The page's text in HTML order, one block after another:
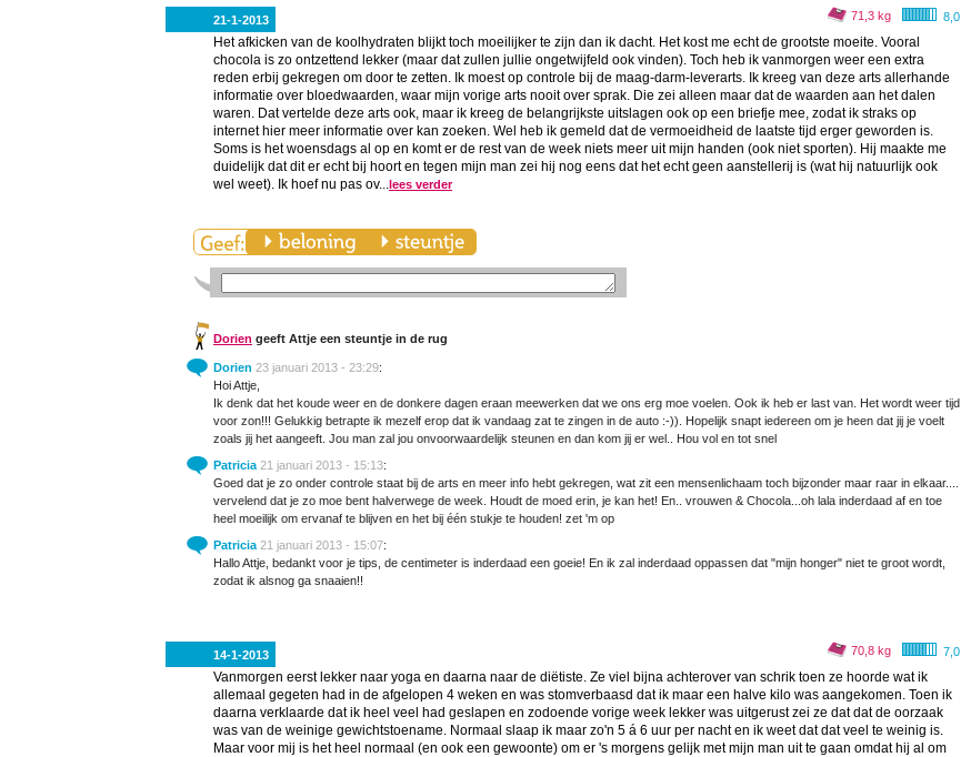
21-1-2013 8,0
71,3 kg
Het afkicken van de koolhydraten blijkt toch moeilijker te zijn dan ik dacht. Het kost me echt de grootste moeite. Vooral
chocola is zo ontzettend lekker (maar dat zullen jullie ongetwijfeld ook vinden). Toch heb ik vanmorgen weer een extra
reden erbij gekregen om door te zetten. Ik moest op controle bij de maag-darm-leverarts. Ik kreeg van deze arts allerhande
informatie over bloedwaarden, waar mijn vorige arts nooit over sprak. Die zei alleen maar dat de waarden aan het dalen
waren. Dat vertelde deze arts ook, maar ik kreeg de belangrijkste uitslagen ook op een briefje mee, zodat ik straks op
internet hier meer informatie over kan zoeken. Wel heb ik gemeld dat de vermoeidheid de laatste tijd erger geworden is.
Soms is het woensdags al op en komt er de rest van de week niets meer uit mijn handen (ook niet sporten). Hij maakte me
duidelijk dat dit er echt bij hoort en tegen mijn man zei hij nog eens dat het echt geen aanstellerij is (wat hij natuurlijk ook
wel weet). Ik hoef nu pas ov...lees verder
Dorien geeft Attje een steuntje in de rug
Dorien 23 januari 2013 - 23:29:
Hoi Attje,
Ik denk dat het koude weer en de donkere dagen eraan meewerken dat we ons erg moe voelen. Ook ik heb er last van. Het wordt weer tijd
voor zon!!! Gelukkig betrapte ik mezelf erop dat ik vandaag zat te zingen in de auto :-)). Hopelijk snapt iedereen om je heen dat jij je voelt
zoals jij het aangeeft. Jou man zal jou onvoorwaardelijk steunen en dan kom jij er wel.. Hou vol en tot snel
Patricia 21 januari 2013 - 15:13:
Goed dat je zo onder controle staat bij de arts en meer info hebt gekregen, wat zit een mensenlichaam toch bijzonder maar raar in elkaar....
vervelend dat je zo moe bent halverwege de week. Houdt de moed erin, je kan het! En.. vrouwen & Chocola...oh lala inderdaad af en toe
heel moeilijk om ervanaf te blijven en het bij één stukje te houden! zet 'm op
Patricia 21 januari 2013 - 15:07:
Hallo Attje, bedankt voor je tips, de centimeter is inderdaad een goeie! En ik zal inderdaad oppassen dat "mijn honger" niet te groot wordt,
zodat ik alsnog ga snaaien!!
14-1-2013 7,0
70,8 kg
Vanmorgen eerst lekker naar yoga en daarna naar de diëtiste. Ze viel bijna achterover van schrik toen ze hoorde wat ik
allemaal gegeten had in de afgelopen 4 weken en was stomverbaasd dat ik maar een halve kilo was aangekomen. Toen ik
daarna verklaarde dat ik heel veel had geslapen en zodoende vorige week lekker was uitgerust zei ze dat dat de oorzaak
was van de weinige gewichtstoename. Normaal slaap ik maar zo'n 5 á 6 uur per nacht en ik weet dat dat veel te weinig is.
Maar voor mij is het heel normaal (en ook een gewoonte) om er 's morgens gelijk met mijn man uit te gaan omdat hij al om